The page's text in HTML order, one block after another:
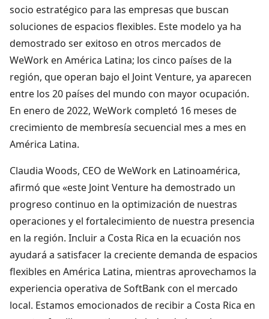
socio estratégico para las empresas que buscan
soluciones de espacios flexibles. Este modelo ya ha
demostrado ser exitoso en otros mercados de
WeWork en América Latina; los cinco países de la
región, que operan bajo el Joint Venture, ya aparecen
entre los 20 países del mundo con mayor ocupación.
En enero de 2022, WeWork completó 16 meses de
crecimiento de membresía secuencial mes a mes en
América Latina.
Claudia Woods, CEO de WeWork en Latinoamérica,
afirmó que «este Joint Venture ha demostrado un
progreso continuo en la optimización de nuestras
operaciones y el fortalecimiento de nuestra presencia
en la región. Incluir a Costa Rica en la ecuación nos
ayudará a satisfacer la creciente demanda de espacios
flexibles en América Latina, mientras aprovechamos la
experiencia operativa de SoftBank con el mercado
local. Estamos emocionados de recibir a Costa Rica en